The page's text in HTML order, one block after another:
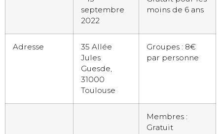
septembre
2022
moins de 6 ans
Adresse
35 Allée
Jules
Guesde,
31000
Toulouse
Groupes : 8€
par personne
Membres :
Gratuit